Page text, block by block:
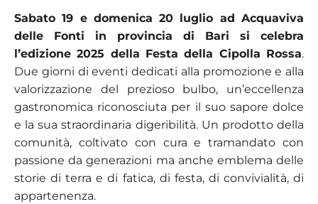
Sabato 19 e domenica 20 luglio ad Acquaviva
delle Fonti in provincia di Bari si celebra
l’edizione 2025 della Festa della Cipolla Rossa.
Due giorni di eventi dedicati alla promozione e alla
valorizzazione del prezioso bulbo, un’eccellenza
gastronomica riconosciuta per il suo sapore dolce
e la sua straordinaria digeribilità. Un prodotto della
comunità, coltivato con cura e tramandato con
passione da generazioni ma anche emblema delle
storie di terra e di fatica, di festa, di convivialità, di
appartenenza.